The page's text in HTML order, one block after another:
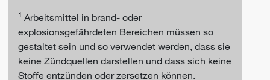
1 Arbeitsmittel in brand- oder
explosionsgefährdeten Bereichen müssen so
gestaltet sein und so verwendet werden, dass sie
keine Zündquellen darstellen und dass sich keine
Stoffe entzünden oder zersetzen können.